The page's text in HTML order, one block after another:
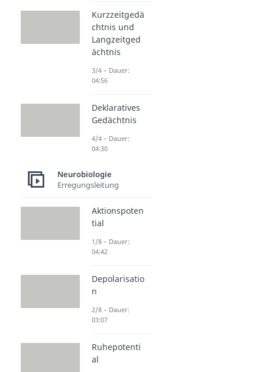
Kurzzeitgedä
chtnis und
Langzeitged
ächtnis
3/4 – Dauer:
04:56
Deklaratives
Gedächtnis
4/4 – Dauer:
04:30
Neurobiologie
Erregungsleitung
Aktionspoten
tial
1/8 – Dauer:
04:42
Depolarisatio
n
2/8 – Dauer:
03:07
Ruhepotenti
al